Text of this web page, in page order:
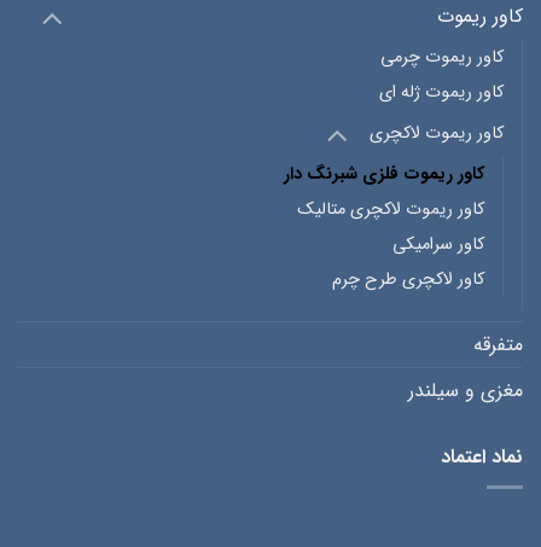
کاور ریموت
کاور ریموت چرمی
کاور ریموت ژله ای
کاور ریموت لاکچری
کاور ریموت فلزی شبرنگ دار
کاور ریموت لاکچری متالیک
کاور سرامیکی
کاور لاکچری طرح چرم
متفرقه
مغزی و سیلندر
نماد اعتماد